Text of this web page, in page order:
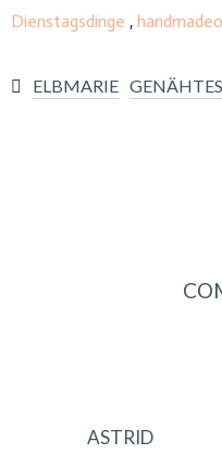
Dienstagsdinge ,
ELBMARIE GENÄHTES
ASTRID